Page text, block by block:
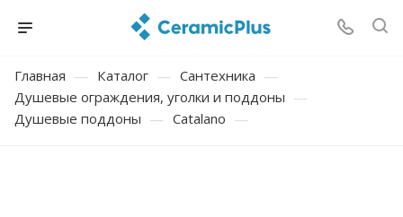
Главная — Каталог — Сантехника —
Душевые ограждения, уголки и поддоны —
Душевые поддоны — Catalano —